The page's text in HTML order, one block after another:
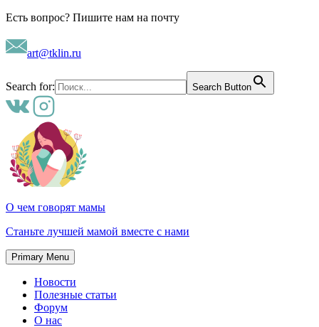
Skip
content
Есть вопрос? Пишите нам на почту
art@tklin.ru
Search for: Search Button
О чем говорят мамы
Станьте лучшей мамой вместе с нами
Primary Menu
Новости
Полезные статьи
Форум
О нас